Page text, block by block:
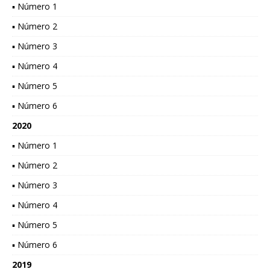
▪ Número 1
▪ Número 2
▪ Número 3
▪ Número 4
▪ Número 5
▪ Número 6
2020
▪ Número 1
▪ Número 2
▪ Número 3
▪ Número 4
▪ Número 5
▪ Número 6
2019